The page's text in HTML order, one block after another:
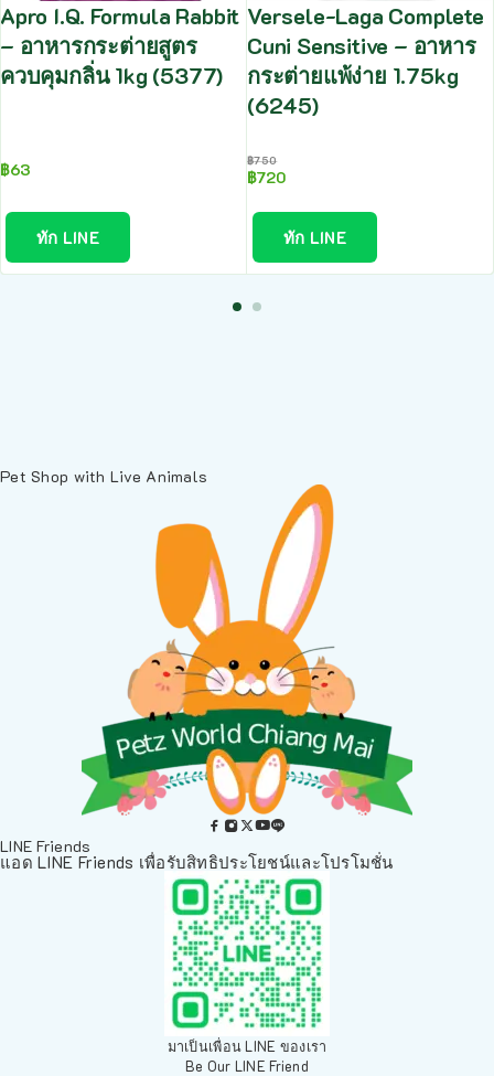
Apro I.Q. Formula Rabbit
– อาหารกระต่ายสูตร
ควบคุมกลิ่น 1kg (5377)
฿63
ทัก LINE
Versele-Laga Complete
Cuni Sensitive – อาหาร
กระต่ายแพ้ง่าย 1.75kg
(6245)
฿750
฿720
ทัก LINE
Pet Shop with Live Animals
LINE Friends
แอด LINE Friends เพื่อรับสิทธิประโยชน์และโปรโมชั่น
มาเป็นเพื่อน LINE ของเรา
Be Our LINE Friend